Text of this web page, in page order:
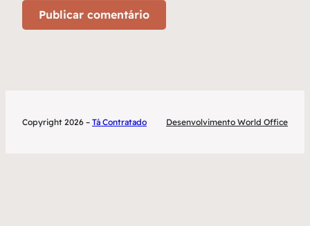
Copyright 2026 – Tá Contratado Desenvolvimento World Office